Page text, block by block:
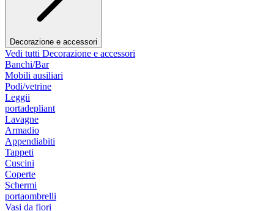
Decorazione e accessori
Vedi tutti Decorazione e accessori
Banchi/Bar
Mobili ausiliari
Podi/vetrine
Leggii
portadepliant
Lavagne
Armadio
Appendiabiti
Tappeti
Cuscini
Coperte
Schermi
portaombrelli
Vasi da fiori